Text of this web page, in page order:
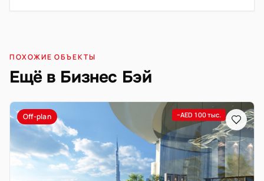
ПОХОЖИЕ ОБЪЕКТЫ
Ещё в Бизнес Бэй
Off-plan −AED 100 тыс.